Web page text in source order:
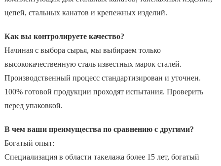
цепей, стальных канатов и крепежных изделий.
Как вы контролируете качество?
Начиная с выбора сырья, мы выбираем только
высококачественную сталь известных марок сталей.
Производственный процесс стандартизирован и уточнен.
100% готовой продукции проходят испытания. Проверить
перед упаковкой.
В чем ваши преимущества по сравнению с другими?
Богатый опыт:
Специализация в области такелажа более 15 лет, богатый